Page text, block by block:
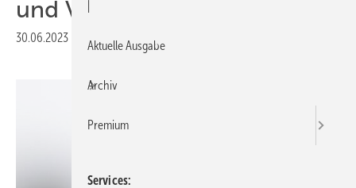
und Vernetzung“
30.06.2023 Druckvorschau
Aktuelle Ausgabe
Archiv
Premium
Services